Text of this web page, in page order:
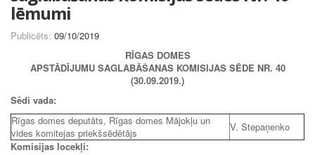
lēmumi
Publicēts: 09/10/2019
RĪGAS DOMES
APSTĀDĪJUMU SAGLABĀŠANAS KOMISIJAS SĒDE NR. 40
(30.09.2019.)
Sēdi vada:
Rīgas domes deputāts, Rīgas domes Mājokļu un
vides komitejas priekšsēdētājs
V. Stepaņenko
Komisijas locekļi: